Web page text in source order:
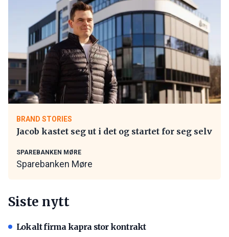
BRAND STORIES
Jacob kastet seg ut i det og startet for seg selv
SPAREBANKEN MØRE
Sparebanken Møre
Siste nytt
Lokalt firma kapra stor kontrakt